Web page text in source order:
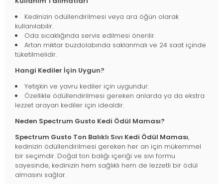
Kedinizin ödüllendirilmesi veya ara öğün olarak
kullanılabilir.
Oda sıcaklığında servis edilmesi önerilir.
Artan miktar buzdolabında saklanmalı ve 24 saat içinde
tüketilmelidir.
Hangi Kediler İçin Uygun?
Yetişkin ve yavru kediler için uygundur.
Özellikle ödüllendirilmesi gereken anlarda ya da ekstra
lezzet arayan kediler için idealdir.
Neden Spectrum Gusto Kedi Ödül Maması?
Spectrum Gusto Ton Balıklı Sıvı Kedi Ödül Maması,
kedinizin ödüllendirilmesi gereken her an için mükemmel
bir seçimdir. Doğal ton balığı içeriği ve sıvı formu
sayesinde, kedinizin hem sağlıklı hem de lezzetli bir ödül
almasını sağlar.